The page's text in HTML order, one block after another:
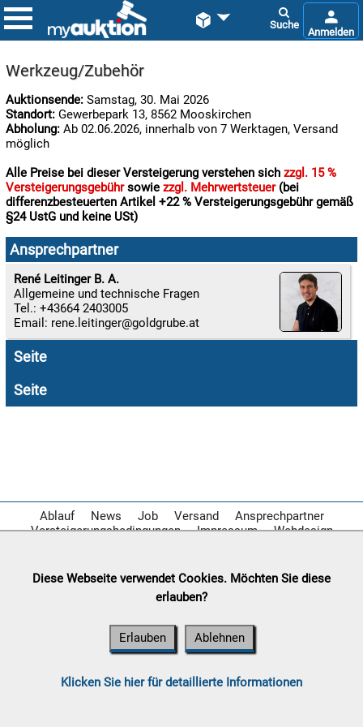
 

09.08:
Chips
Blitzaktion
09.08:

09.08:

09.08:
10.08:
Werkzeug/Zubehör
Auktionsende: Samstag, 30. Mai 2026
Standort: Gewerbepark 13, 8562 Mooskirchen
Abholung: Ab 02.06.2026, innerhalb von 7 Werktagen, Versand
möglich
Alle Preise bei dieser Versteigerung verstehen sich zzgl. 15 %
Versteigerungsgebührsowie zzgl. Mehrwertsteuer(bei
differenzbesteuerten Artikel +22 % Versteigerungsgebühr gemäß
§24 UstG und keine USt)
Ansprechpartner
René Leitinger B. A.
Allgemeine und technische Fragen
Tel.: +43664 2403005
Email: rene.leitinger
Seite
Seite
Ablauf News Job Versand
Ansprechpartner
Versteigerungsbedingungen
Impressum Webdesign
Diese Webseite verwendet Cookies. Möchten Sie diese
erlauben?
Erlauben Ablehnen
Klicken Sie hier für detaillierte Informationen